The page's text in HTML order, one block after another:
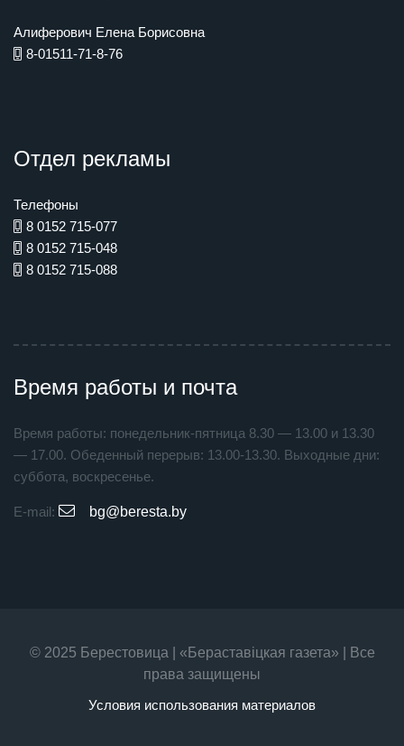
Алиферович Елена Борисовна
8-01511-71-8-76
Отдел рекламы
Телефоны
8 0152 715-077
8 0152 715-048
8 0152 715-088
Время работы и почта
Время работы: понедельник-пятница 8.30 — 13.00 и 13.30
— 17.00. Обеденный перерыв: 13.00-13.30. Выходные дни:
суббота, воскресенье.
E-mail: bg@beresta.by
© 2025 Берестовица | «Бераставiцкая газета» | Все
права защищены
Условия использования материалов